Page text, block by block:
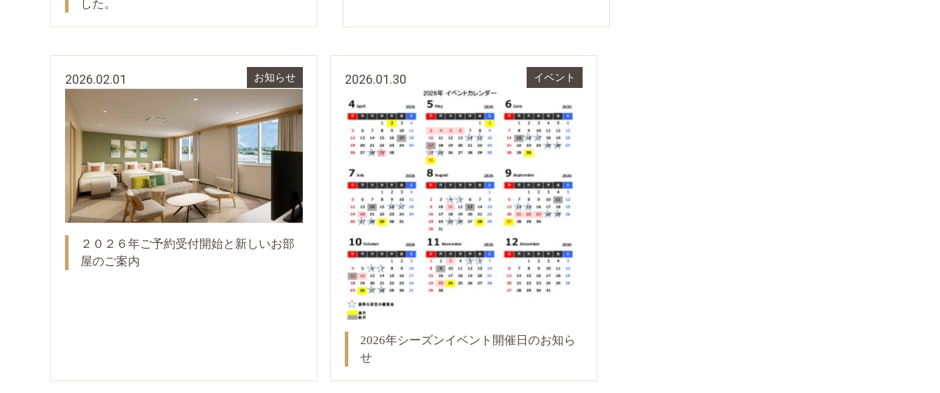
した。
2026.02.01 お知らせ
２０２６年ご予約受付開始と新しいお部
屋のご案内
2026.01.30 イベント
2026年シーズンイベント開催日のお知ら
せ